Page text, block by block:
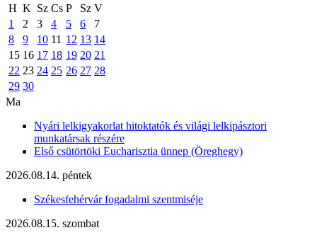
H K Sz Cs P Sz V
1
2 3 4 5 6
7
8
9 10 11 12 13 14
15 16 17 18 19 20 21
22 23 24 25 26 27 28
29 30
Ma
Nyári lelkigyakorlat hitoktatók és világi lelkipásztori
munkatársak részére
Első csütörtöki Eucharisztia ünnep (Öreghegy)
2026.08.14. péntek
Székesfehérvár fogadalmi szentmiséje
2026.08.15. szombat